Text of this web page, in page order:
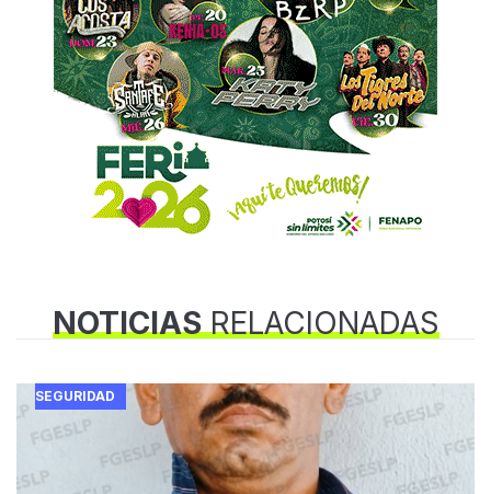
NOTICIASRELACIONADAS
SEGURIDAD